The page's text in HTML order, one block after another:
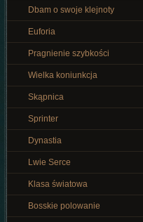
Dbam o swoje klejnoty
Euforia
Pragnienie szybkości
Wielka koniunkcja
Skąpnica
Sprinter
Dynastia
Lwie Serce
Klasa światowa
Bosskie polowanie